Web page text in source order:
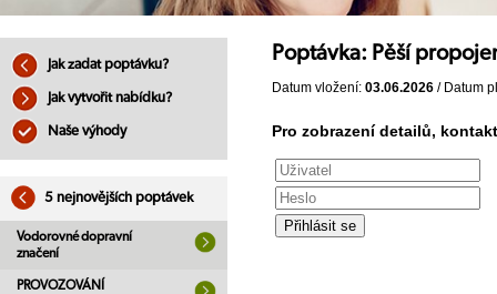
Jak zadat poptávku?
Jak vytvořit nabídku?
Naše výhody
5 nejnovějších poptávek
Vodorovné dopravní
značení
PROVOZOVÁNÍ
Poptávka: Pěší
Datum vložení: 03.06.2026 / Datum
Pro zobrazení detailů,